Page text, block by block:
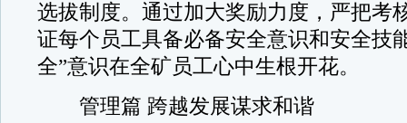
选拔制度。通过加大奖励力度，严把考
证每个员工具备必备安全意识和安全技
全”意识在全矿员工心中生根开花。
管理篇 跨越发展谋求和谐